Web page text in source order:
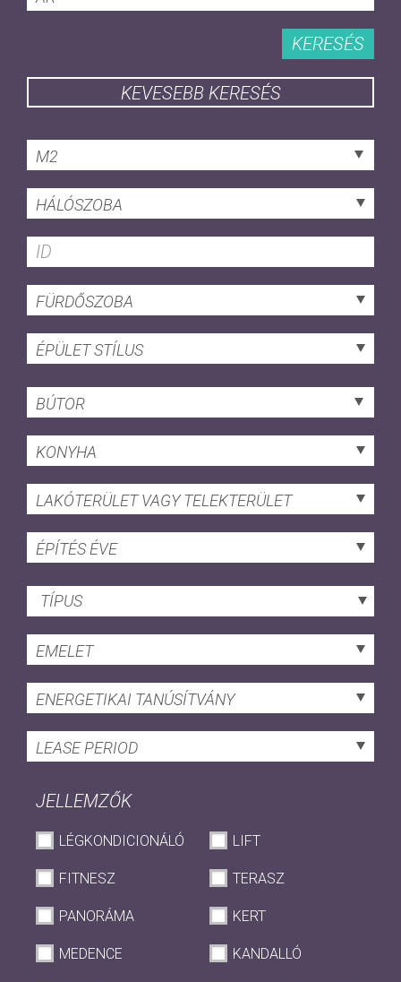
KERESÉS
KEVESEBB KERESÉS
M2
HÁLÓSZOBA
FÜRDŐSZOBA
ÉPÜLET STÍLUS
BÚTOR
KONYHA
LAKÓTERÜLET VAGY TELEKTERÜLET
ÉPÍTÉS ÉVE
TÍPUS
EMELET
ENERGETIKAI TANÚSÍTVÁNY
LEASE PERIOD
JELLEMZŐK
LÉGKONDICIONÁLÓ LIFT
FITNESZ TERASZ
PANORÁMA KERT
MEDENCE KANDALLÓ